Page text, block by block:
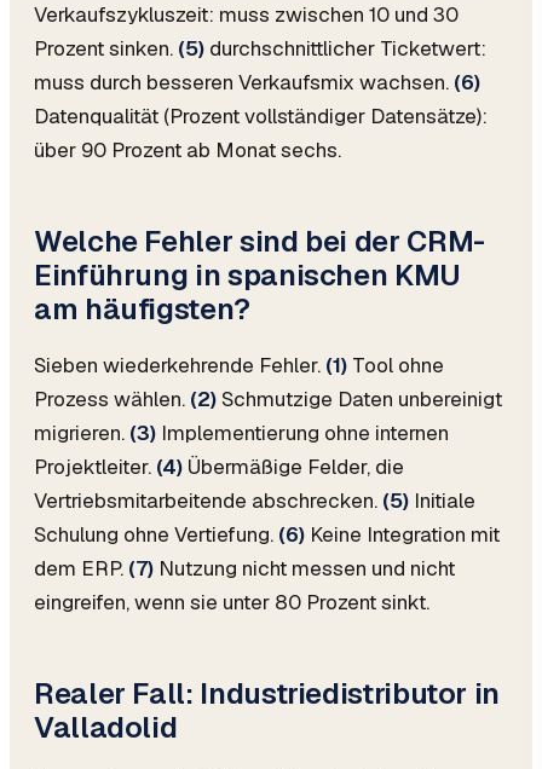
Verkaufszykluszeit: muss zwischen 10 und 30
Prozent sinken. (5) durchschnittlicher Ticketwert:
muss durch besseren Verkaufsmix wachsen. (6)
Datenqualität (Prozent vollständiger Datensätze):
über 90 Prozent ab Monat sechs.
Welche Fehler sind bei der CRM-
Einführung in spanischen KMU
am häufigsten?
Sieben wiederkehrende Fehler. (1) Tool ohne
Prozess wählen. (2)Schmutzige Daten unbereinigt
migrieren. (3) Implementierung ohne internen
Projektleiter. (4) Übermäßige Felder, die
Vertriebsmitarbeitende abschrecken. (5) Initiale
Schulung ohne Vertiefung. (6) Keine Integration mit
dem ERP. (7) Nutzung nicht messen und nicht
eingreifen, wenn sie unter 80 Prozent sinkt.
Realer Fall: Industriedistributor in
Valladolid